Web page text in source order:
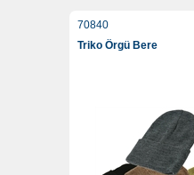
70840
Triko Örgü Bere